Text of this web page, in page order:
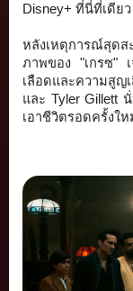
Disney+ ที่นี่ที่เดียว
หลังเหตุการณ์สุดส
ภาพของ "เกรซ"
เลือดและความสูญ
และ Tyler Gillett
เอาชีวิตรอดครั้งใ